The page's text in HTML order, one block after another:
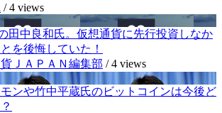
/4 views
田中良和氏。仮想通貨に先行投資しなか
を後悔していた！
ＪＡＰＡＮ編集部 /4 views
ンや竹中平蔵氏のビットコインは今後ど